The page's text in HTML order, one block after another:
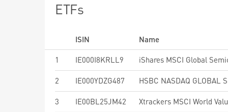
ETFs
ISIN
Name
1
IE000I8KRLL9
2 IE000YDZG487
3 IE00BL25JM42 Xtrackers MSCI World